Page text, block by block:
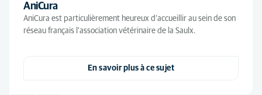
AniCura
AniCura est particulièrement heureux d’accueillir au sein de son
réseau français l'association vétérinaire de la Saulx.
En savoir plus à ce sujet